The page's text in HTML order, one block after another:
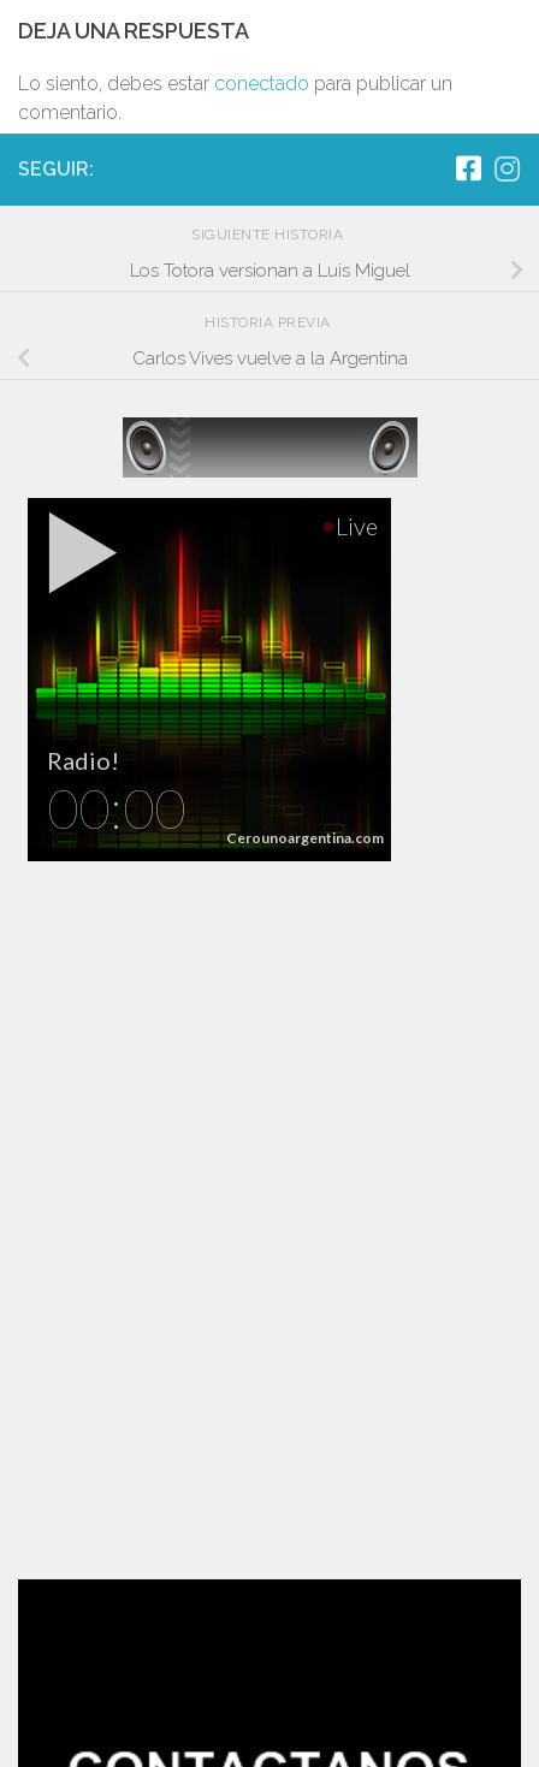
DEJA UNA RESPUESTA
Lo siento, debes estar conectado para publicar un
comentario.
SEGUIR:
SIGUIENTE HISTORIA
Los Totora versionan a Luis Miguel
HISTORIA PREVIA
Carlos Vives vuelve a la Argentina